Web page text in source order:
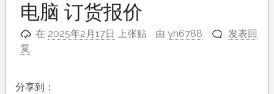
电脑 订货报价
在 2025年2月17日 上张贴 由yh6788
发表回
复
分享到：